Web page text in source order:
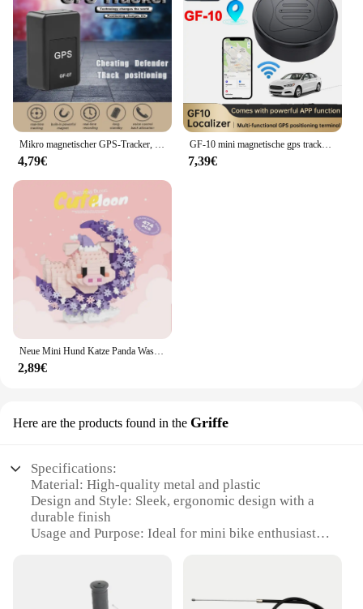
Mikro magnetischer GPS-Tracker, Echtzeit-Anti-Diebstahl-Tracking-Monitor für Fahrzeug motorräder, persönliche Mini-GPS-Position ierung gegen Verlust
4,79€
GF-10 mini magnetische gps tracker smart finder lange standby sos tracking gerät für person/pet location tracker echtzeit locator
7,39€
Neue Mini Hund Katze Panda Waschbär Nettes Haustier Kleine Bausteine Modell Serie Ornamente kinder Spielzeug Geburtstag Weihnachten Geschenk
2,89€
Here are the products found in the Griffe
Specifications:
Material: High-quality metal and plastic
Design and Style: Sleek, ergonomic design with a
durable finish
Usage and Purpose: Ideal for mini bike enthusiasts
responsiveness and control for a smoother ride
Parts and Accessories: Comes as a complete throttle